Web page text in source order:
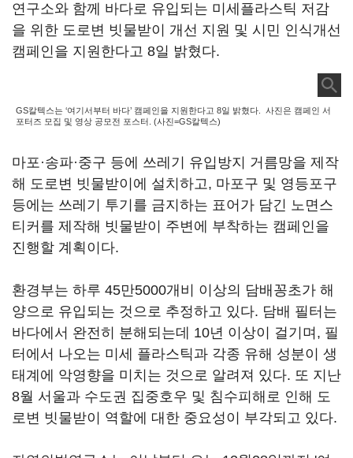
연구소와 함께 바다로 유입되는 미세플라스틱 저감
을 위한 도로변 빗물받이 개선 지원 및 시민 인식개선
캠페인을 지원한다고 8일 밝혔다.
GS칼텍스는 ‘여기서부터 바다’ 캠페인을 지원한다고 8일 밝혔다. 사진은 캠페인 서
포터즈 모집 및 영상 공모전 포스터. (사진=GS칼텍스)
마포·송파·중구 등에 쓰레기 유입방지 거름망을 제작
해 도로변 빗물받이에 설치하고, 마포구 및 영등포구
등에는 쓰레기 투기를 금지하는 표어가 담긴 노면스
티커를 제작해 빗물받이 주변에 부착하는 캠페인을
진행할 계획이다.
환경부는 하루 45만5000개비 이상의 담배꽁초가 해
양으로 유입되는 것으로 추정하고 있다. 담배 필터는
바다에서 완전히 분해되는데 10년 이상이 걸기며, 필
터에서 나오는 미세 플라스틱과 각종 유해 성분이 생
태계에 악영향을 미치는 것으로 알려져 있다. 또 지난
8월 서울과 수도권 집중호우 및 침수피해로 인해 도
로변 빗물받이 역할에 대한 중요성이 부각되고 있다.